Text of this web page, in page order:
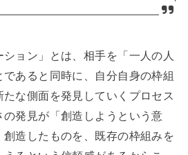
ション」とは、相手を「一人の人
あると同時に、自分自身の枠組
な側面を発見していくプロセス
発見が「創造しようという意
造したものを、既存の枠組みを